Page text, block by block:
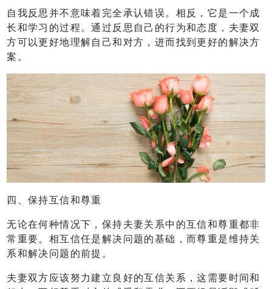
自我反思并不意味着完全承认错误。相反，它是一个成
长和学习的过程。通过反思自己的行为和态度，夫妻双
方可以更好地理解自己和对方，进而找到更好的解决方
案。
四、保持互信和尊重
无论在何种情况下，保持夫妻关系中的互信和尊重都非
常重要。相互信任是解决问题的基础，而尊重是维持关
系和解决问题的前提。
夫妻双方应该努力建立良好的互信关系，这需要时间和